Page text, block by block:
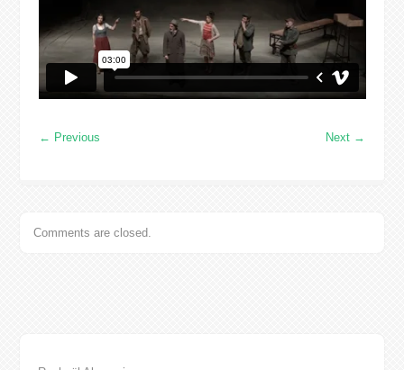
← Previous Next →
Comments are closed.